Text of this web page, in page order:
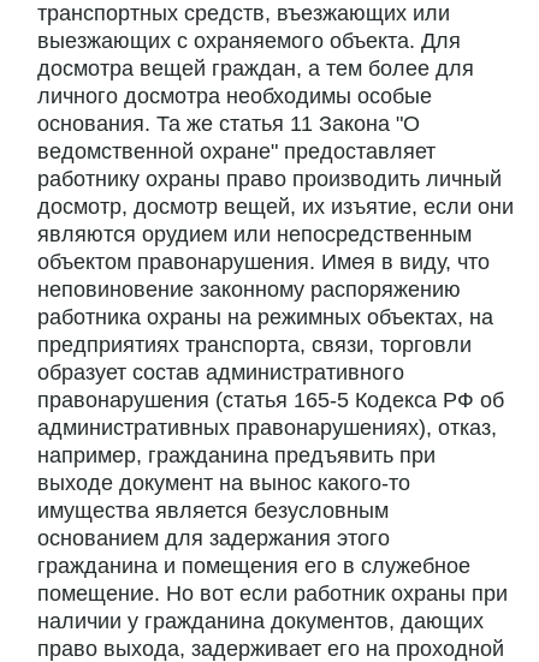
транспортных средств, въезжающих или
выезжающих с охраняемого объекта. Для
досмотра вещей граждан, а тем более для
личного досмотра необходимы особые
основания. Та же статья 11 Закона "О
ведомственной охране" предоставляет
работнику охраны право производить личный
досмотр, досмотр вещей, их изъятие, если они
являются орудием или непосредственным
объектом правонарушения. Имея в виду, что
неповиновение законному распоряжению
работника охраны на режимных объектах, на
предприятиях транспорта, связи, торговли
образует состав административного
правонарушения (статья 165-5 Кодекса РФ об
административных правонарушениях), отказ,
например, гражданина предъявить при
выходе документ на вынос какого-то
имущества является безусловным
основанием для задержания этого
гражданина и помещения его в служебное
помещение. Но вот если работник охраны при
наличии у гражданина документов, дающих
право выхода, задерживает его на проходной